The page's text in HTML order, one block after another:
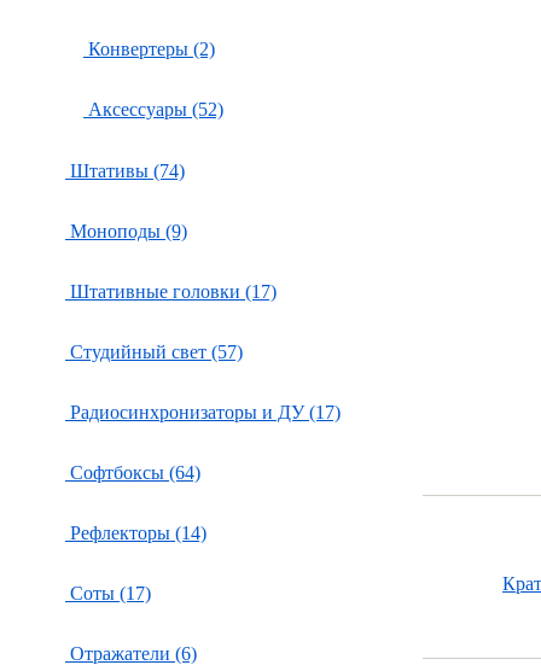
Конвертеры (2)
Аксессуары (52)
Штативы (74)
Моноподы (9)
Штативные головки (17)
Студийный свет (57)
Радиосинхронизаторы и ДУ (17)
Софтбоксы (64)
Рефлекторы (14)
Соты (17)
Отражатели (6)